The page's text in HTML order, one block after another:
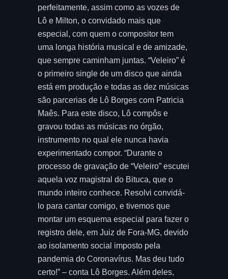
perfeitamente, assim como as vozes de
Lô e Milton, o convidado mais que
especial, com quem o compositor tem
uma longa história musical e de amizade,
que sempre caminham juntas. “Veleiro” é
o primeiro single de um disco que ainda
está em produção e todas as dez músicas
são parcerias de Lô Borges com Patricia
Maês. Para este disco, Lô compôs e
gravou todas as músicas no órgão,
instrumento no qual ele nunca havia
experimentado compor. “Durante o
processo de gravação de “Veleiro” escutei
aquela voz magistral do Bituca, que o
mundo inteiro conhece. Resolvi convidá-
lo para cantar comigo, e tivemos que
montar um esquema especial para fazer o
registro dele, em Juiz de Fora-MG, devido
ao isolamento social imposto pela
pandemia do Coronavírus. Mas deu tudo
certo!” – conta Lô Borges. Além deles,